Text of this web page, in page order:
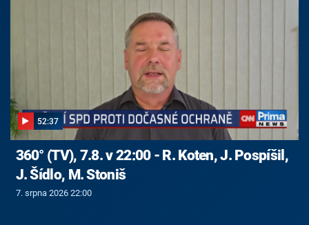
52:37
360° (TV), 7.8. v 22:00 - R. Koten, J. Pospíšil,
J. Šídlo, M. Stoniš
7. srpna 2026 22:00